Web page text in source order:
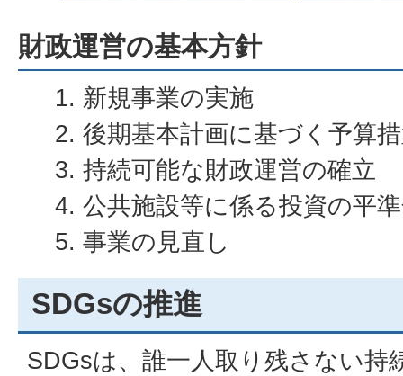
財政運営の基本方針
新規事業の実施
後期基本計画に基づく予算
持続可能な財政運営の確立
公共施設等に係る投資の平
事業の見直し
SDGsの推進
SDGsは、誰一人取り残さない持